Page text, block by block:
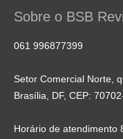
Sobre o BSB
061 996877399
Setor Comercial Norte,
Brasília, DF, CEP:
Horário de atendimento